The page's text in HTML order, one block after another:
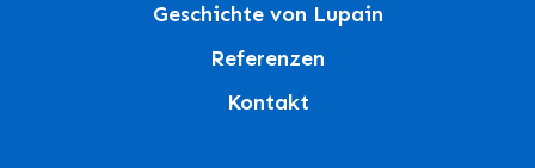
Geschichte von Lupain
Referenzen
Kontakt